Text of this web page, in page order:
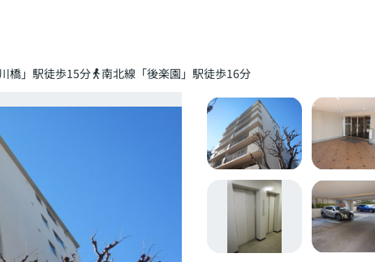
橋」駅徒歩15分 南北線「後楽園」駅徒歩16分